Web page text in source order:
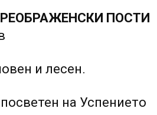
ПОСТИ
и лесен.
на Успението